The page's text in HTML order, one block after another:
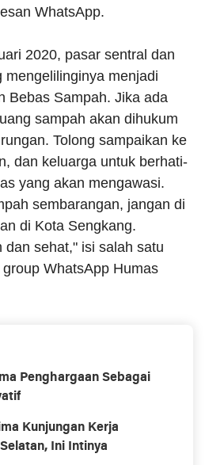
WhatsApp.
2020, pasar sentral dan
menjadi
Bebas Sampah. Jika ada
sampah akan dihukum
Tolong sampaikan ke
dan keluarga untuk berhati-
yang akan mengawasi.
sembarangan, jangan di
di Kota Sengkang.
dan sehat," isi salah satu
WhatsApp Humas
Penghargaan Sebagai
Kunjungan Kerja
Ini Intinya